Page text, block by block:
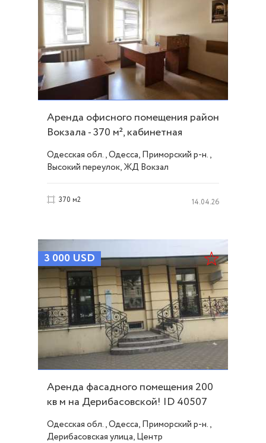
Аренда офисного помещения район
Вокзала - 370 м², кабинетная
система ID 53771
Одесская обл., Одесса, Приморский р-н.,
Высокий переулок, ЖД Вокзал
370 м2 14.04.26
3 000 USD
Аренда фасадного помещения 200
кв м на Дерибасовской! ID 40507
Одесская обл., Одесса, Приморский р-н.,
Дерибасовская улица, Центр